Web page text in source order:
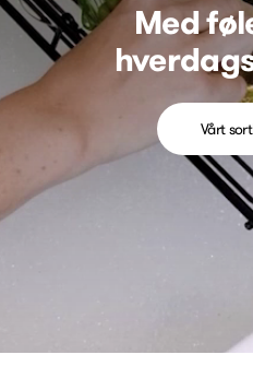
Med
Vårt